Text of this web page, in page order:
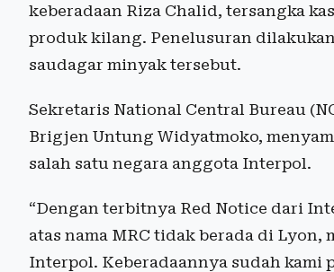
keberadaan Riza Chalid, tersangka
produk kilang. Penelusuran
saudagar minyak tersebut.
Sekretaris National Central Bureau
Brigjen Untung Widyatmoko,
salah satu negara anggota Interpol.
“Dengan terbitnya Red Notice dari
atas nama MRC tidak berada di Lyon,
Interpol. Keberadaannya sudah kami